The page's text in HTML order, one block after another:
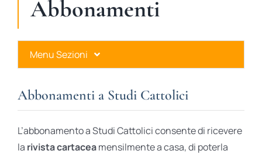
Abbonamenti
Menu Sezioni
Ares Gold
Ares Digital
Abbonamenti a Studi Cattolici
L’abbonamento a Studi Cattolici consente di ricevere
la rivista cartaceamensilmente a casa, di poterla